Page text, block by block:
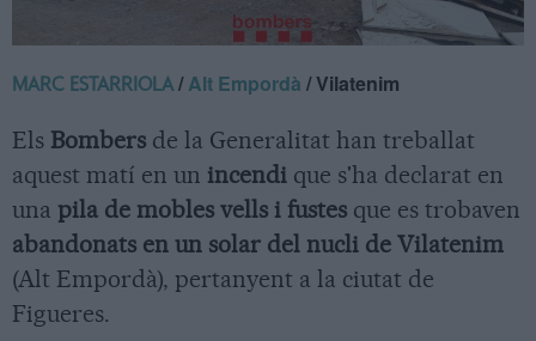
MARC ESTARRIOLA/Alt Empordà / Vilatenim
Els Bombers de la Generalitat han treballat
aquest matí en un incendi que s'ha declarat en
una pila de mobles vells i fustes que es trobaven
abandonats en un solar del nucli de Vilatenim
(Alt Empordà), pertanyent a la ciutat de
Figueres.